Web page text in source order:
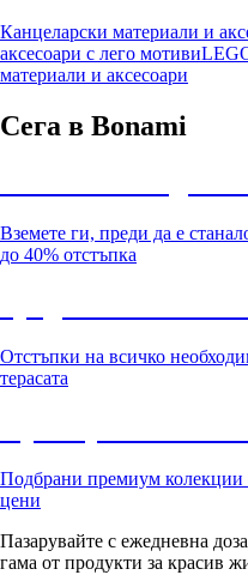
Канцеларски материали и
аксесоари с лего мотиви
материали и аксесоари
Сега в Bonami
Вземете ги, преди да е
до 40% отстъпка
Отстъпки на всичко
терасата
Подбрани премиум колекции
цени
Пазарувайте с ежедневна
гама от продукти за красив